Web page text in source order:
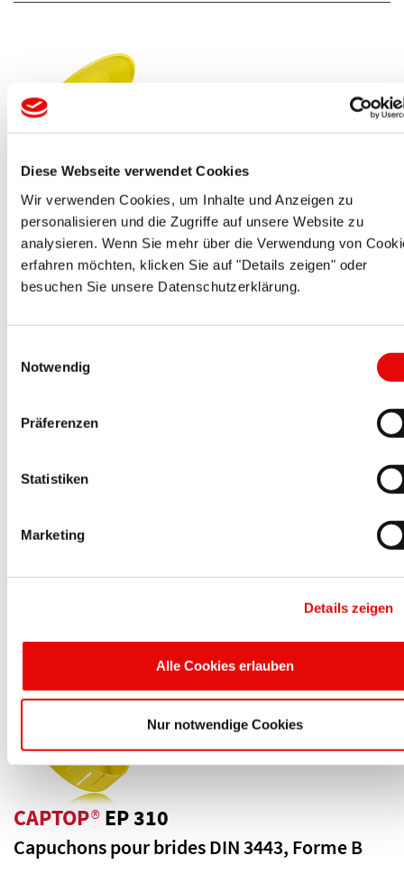
Diese Webseite verwendet Cookies
Wir verwenden Cookies, um Inhalte und Anzeigen zu
personalisieren und die Zugriffe auf unsere Website zu
analysieren. Wenn Sie mehr über die Verwendung von
erfahren möchten, klicken Sie auf "Details zeigen" oder
besuchen Sie unsere Datenschutzerklärung.
Notwendig
Präferenzen
Statistiken
Marketing
Details zeigen
Alle Cookies erlauben
Nur notwendige Cookies
CAPTOP®EP 305
Protecteurs de brides DN 10 - DN 400
Avec collerette pour protéger la portée de joint des ...
Plus de détails ...
Protecteurs de brides pour montage rapide
Bouchon pour protéger la portée de joint des brides DN ...
CAPTOP®EP 310
Capuchons pour brides DIN 3443, Forme B